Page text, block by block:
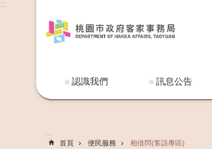
:::
認識我們 訊息公告
:::
首頁 便民服務 相借問(客語專區)